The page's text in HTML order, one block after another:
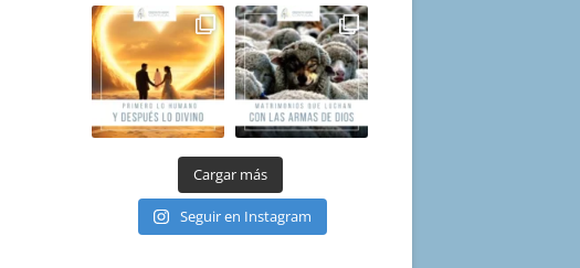
Cargar más
Seguir en Instagram